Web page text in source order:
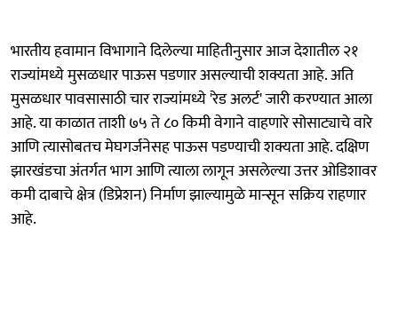
भारतीय हवामान विभागाने दिलेल्या माहितीनुसार आज देशातील २१
राज्यांमध्ये मुसळधार पाऊस पडणार असल्याची शक्यता आहे. अति
मुसळधार पावसासाठी चार राज्यांमध्ये 'रेड अलर्ट' जारी करण्यात आला
आहे. या काळात ताशी ७५ ते ८० किमी वेगाने वाहणारे सोसाट्याचे वारे
आणि त्यासोबतच मेघगर्जनेसह पाऊस पडण्याची शक्यता आहे. दक्षिण
झारखंडचा अंतर्गत भाग आणि त्याला लागून असलेल्या उत्तर ओडिशावर
कमी दाबाचे क्षेत्र (डिप्रेशन) निर्माण झाल्यामुळे मान्सून सक्रिय राहणार
आहे.